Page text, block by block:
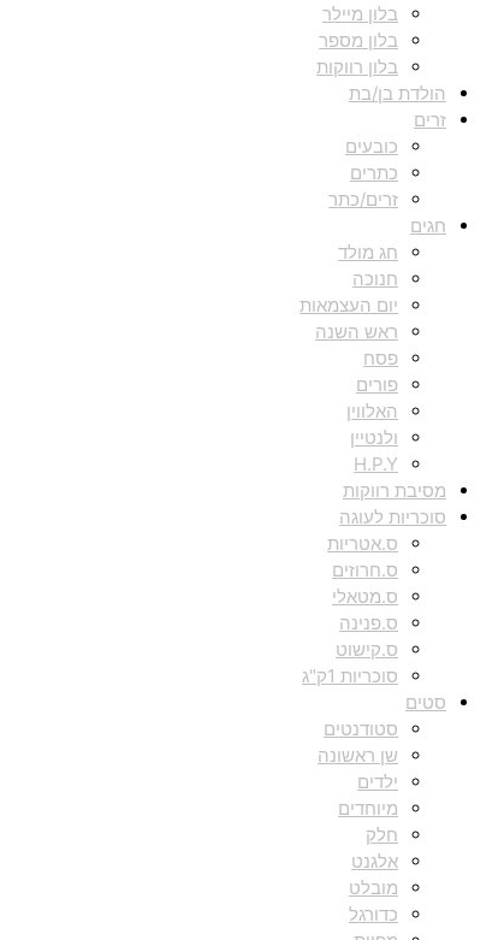
בלון מיילר
בלון מספר
בלון רווקות
הולדת בן/בת
זרים
כובעים
כתרים
זרים/כתר
חגים
חג מולד
חנוכה
יום העצמאות
ראש השנה
פסח
פורים
האלווין
ולנטיין
H.P.Y
מסיבת רווקות
סוכריות לעוגה
ס.אטריות
ס.חרוזים
ס.מטאלי
ס.פנינה
ס.קישוט
סוכריות 1ק"ג
סטים
סטודנטים
שן ראשונה
ילדים
מיוחדים
חלק
אלגנט
מובלט
כדורגל